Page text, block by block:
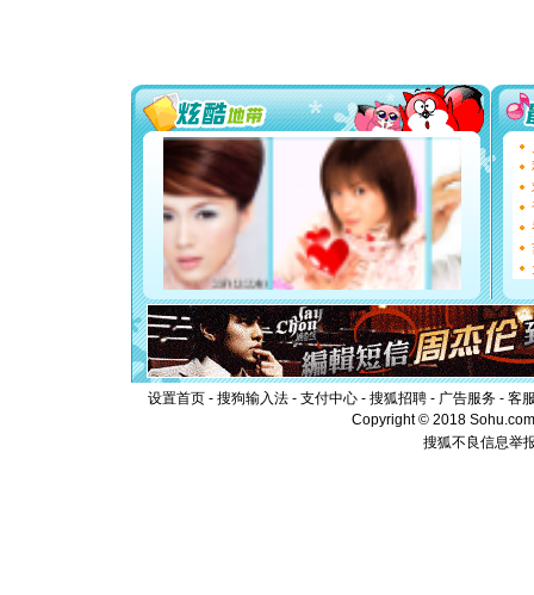
[圣诞节]
如意,快
[元旦]看
断电。
你是我
[元旦]
如
起；二
离。水
[元旦]
当
泣，这
卖了。
[春节]风
颜！冬去
道一声平
[春节]传
片叶子是
送你一棵
设置首页 - 搜狗输入法 - 支付中心 - 搜狐招聘 - 广告服务 - 客
Copyright © 2018
搜狐不良信息举